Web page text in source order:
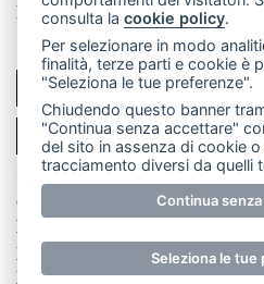
Rivedi le tue scelte sui cookie
PER LA TUA
© Copyright Merateonline
E' proibita la riproduzione e
parziale di testi, articoli e
preventiva autorizzazione
consulta lacookie policy.
Per selezionare in modo
finalità, terze parti e cookie è
"Seleziona le tue preferenze".
Chiudendo questo banner
"Continua senza accettare"
del sito in assenza di cookie
tracciamento diversi da quelli
Continua
Seleziona le tue